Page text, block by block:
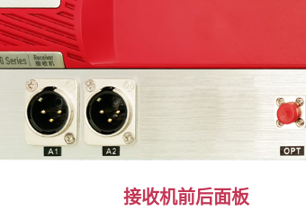
接收机前后面板